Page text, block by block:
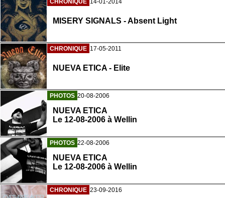
MISERY SIGNALS - Absent Light
CHRONIQUE 17-05-2011
NUEVA ETICA - Elite
PHOTOS 20-08-2006
NUEVA ETICA
Le 12-08-2006 à Wellin
PHOTOS 22-08-2006
NUEVA ETICA
Le 12-08-2006 à Wellin
CHRONIQUE 23-09-2016